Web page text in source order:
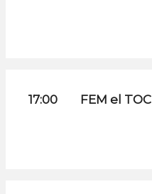
17:00 FEM el TOC